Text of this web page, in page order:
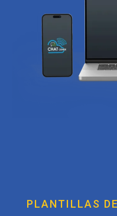
PLANTILLAS